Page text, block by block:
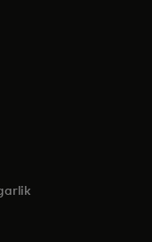
tab